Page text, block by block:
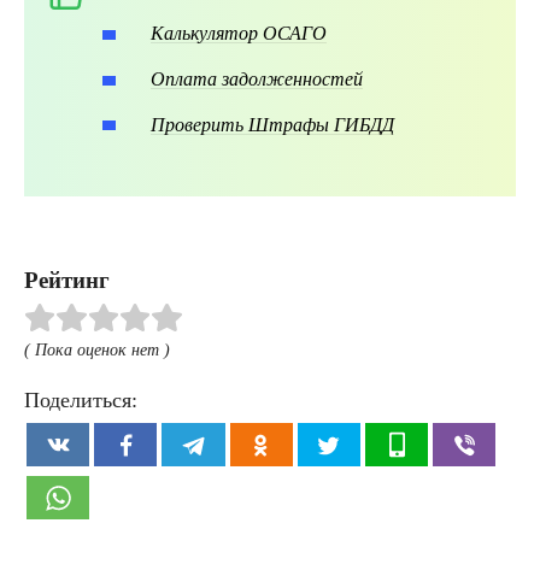
Калькулятор ОСАГО
Оплата задолженностей
Проверить Штрафы ГИБДД
Рейтинг
( Пока оценок нет )
Поделиться: